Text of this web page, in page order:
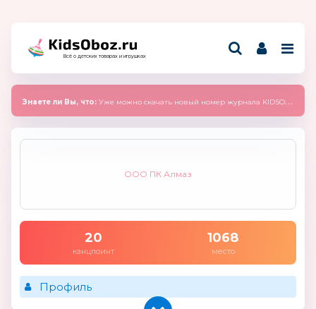
Всё о детских товарах и игрушках
Знаете ли Вы, что: Уже можно скачать новый номер журнала KIDSOBOZ 2025 (сентябрь)
ООО ПК Алмаз
20
канцпоинт
1068
место
Профиль